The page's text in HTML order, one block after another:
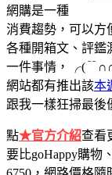
網購是一種
消費趨勢，可以方
各種開箱文、評鑑
一件事情，
網站都有推出該本
跟我一樣狂掃最後
點★官方介紹查看
要比goHappy購物